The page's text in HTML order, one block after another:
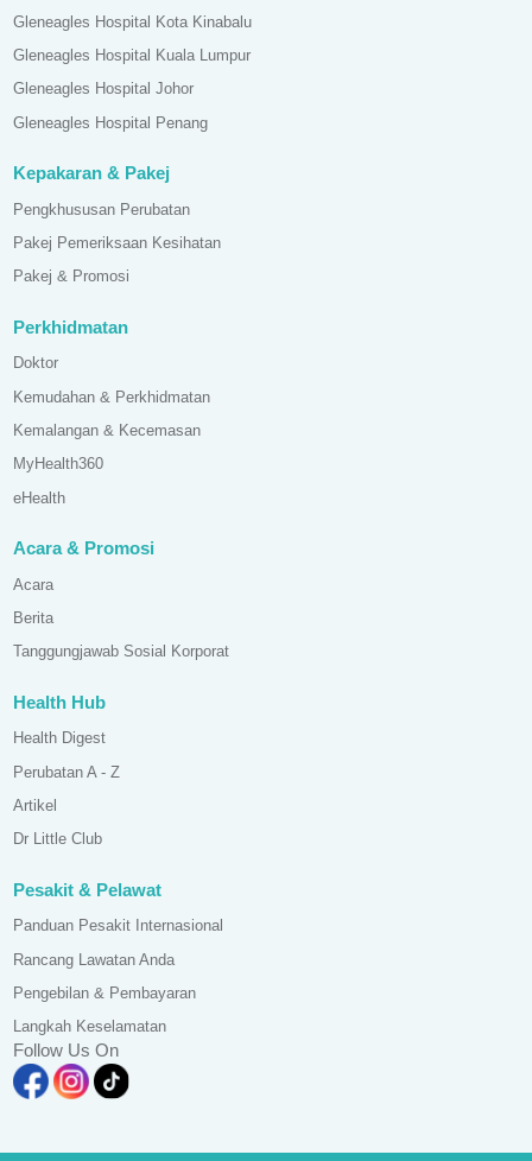
Gleneagles Hospital Kota Kinabalu
Gleneagles Hospital Kuala Lumpur
Gleneagles Hospital Johor
Gleneagles Hospital Penang
Kepakaran & Pakej
Pengkhususan Perubatan
Pakej Pemeriksaan Kesihatan
Pakej & Promosi
Perkhidmatan
Doktor
Kemudahan & Perkhidmatan
Kemalangan & Kecemasan
MyHealth360
eHealth
Acara & Promosi
Acara
Berita
Tanggungjawab Sosial Korporat
Health Hub
Health Digest
Perubatan A - Z
Artikel
Dr Little Club
Pesakit & Pelawat
Panduan Pesakit Internasional
Rancang Lawatan Anda
Pengebilan & Pembayaran
Langkah Keselamatan
Follow Us On